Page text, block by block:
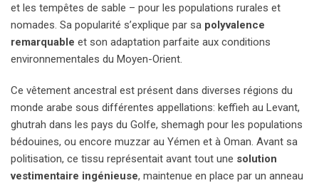
et les tempêtes de sable – pour les populations rurales et
nomades. Sa popularité s’explique par sa polyvalence
remarquable et son adaptation parfaite aux conditions
environnementales du Moyen-Orient.
Ce vêtement ancestral est présent dans diverses régions du
monde arabe sous différentes appellations: keffieh au Levant,
ghutrah dans les pays du Golfe, shemagh pour les populations
bédouines, ou encore muzzar au Yémen et à Oman. Avant sa
politisation, ce tissu représentait avant tout une solution
vestimentaire ingénieuse, maintenue en place par un anneau